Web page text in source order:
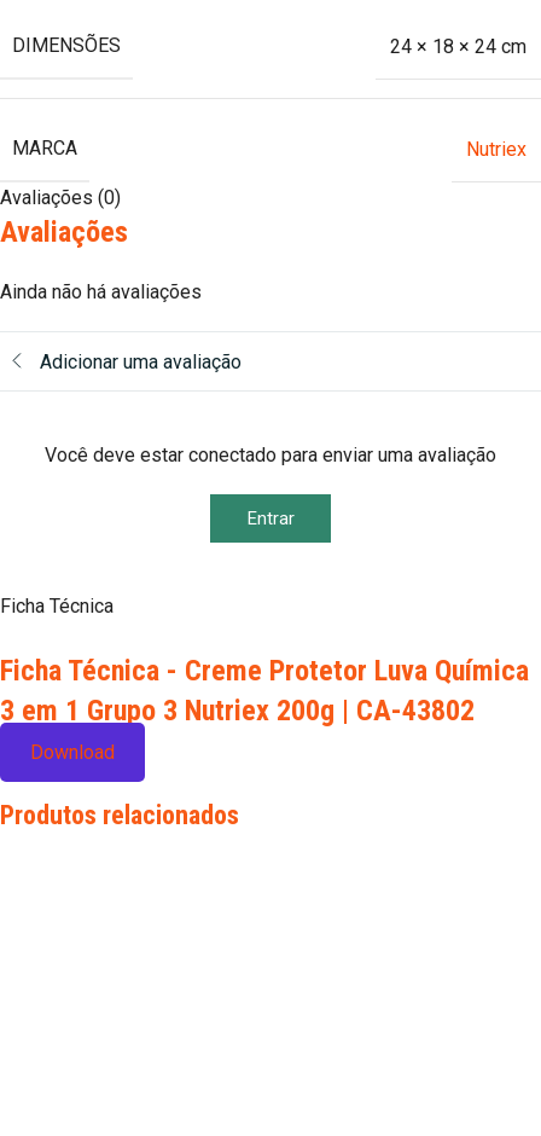
DIMENSÕES 24 × 18 × 24 cm
MARCA Nutriex
Avaliações (0)
Avaliações
Ainda não há avaliações
Adicionar uma avaliação
Você deve estar conectado para enviar uma avaliação
Entrar
Ficha Técnica
Ficha Técnica - Creme Protetor Luva Química
3 em 1 Grupo 3 Nutriex 200g | CA-43802
Download
Produtos relacionados